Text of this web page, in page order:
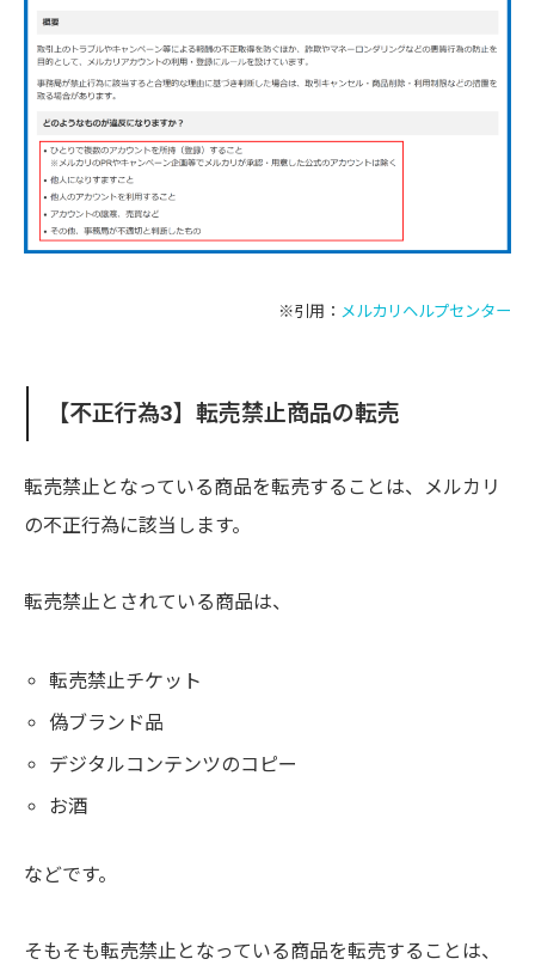
※引用： メルカリヘルプセンター
【不正行為3】転売禁止商品の転売
転売禁止となっている商品を転売することは、メルカリ
の不正行為に該当します。
転売禁止とされている商品は、
転売禁止チケット
偽ブランド品
デジタルコンテンツのコピー
お酒
などです。
そもそも転売禁止となっている商品を転売することは、